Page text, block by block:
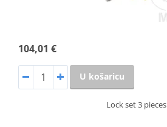
104,01 €
U košaricu
Lock set 3 pieces